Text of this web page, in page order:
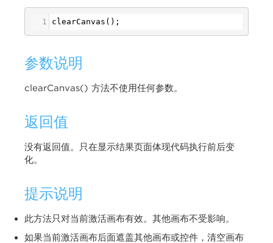
1 clearCanvas ();
参数说明
clearCanvas() 方法不使用任何参数。
返回值
没有返回值。只在显示结果页面体现代码执行前后变
化。
提示说明
此方法只对当前激活画布有效。其他画布不受影响。
如果当前激活画布后面遮盖其他画布或控件，清空画布